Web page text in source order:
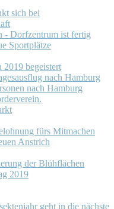
sich bei
- Dorfzentrum ist fertig
Sportplätze
2019 begeistert
nach Hamburg
nach Hamburg
fürs Mitmachen
Anstrich
der Blühflächen
2019
geht in die nächste